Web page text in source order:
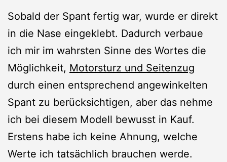
Sobald der Spant fertig war, wurde er direkt
in die Nase eingeklebt. Dadurch verbaue
ich mir im wahrsten Sinne des Wortes die
Möglichkeit, Motorsturz und Seitenzug
durch einen entsprechend angewinkelten
Spant zu berücksichtigen, aber das nehme
ich bei diesem Modell bewusst in Kauf.
Erstens habe ich keine Ahnung, welche
Werte ich tatsächlich brauchen werde.